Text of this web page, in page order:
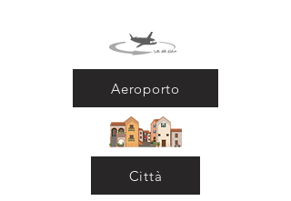
Aeroporto
Città